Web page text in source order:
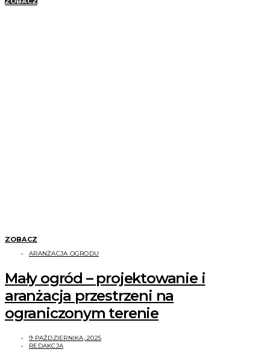
ZOBACZ
ARANŻACJA OGRODU
Mały ogród – projektowanie i
aranżacja przestrzeni na
ograniczonym terenie
9 PAŹDZIERNIKA, 2025
REDAKCJA